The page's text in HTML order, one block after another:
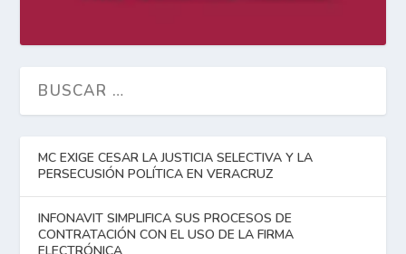
MC EXIGE CESAR LA JUSTICIA SELECTIVA Y LA
PERSECUSIÓN POLÍTICA EN VERACRUZ
INFONAVIT SIMPLIFICA SUS PROCESOS DE
CONTRATACIÓN CON EL USO DE LA FIRMA